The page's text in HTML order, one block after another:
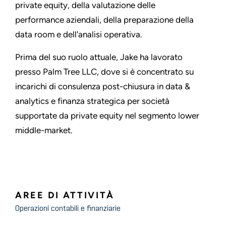
private equity, della valutazione delle
performance aziendali, della preparazione della
data room e dell'analisi operativa.
Prima del suo ruolo attuale, Jake ha lavorato
presso Palm Tree LLC, dove si è concentrato su
incarichi di consulenza post-chiusura in data &
analytics e finanza strategica per società
supportate da private equity nel segmento lower
middle-market.
AREE DI ATTIVITÀ
Operazioni contabili e finanziarie